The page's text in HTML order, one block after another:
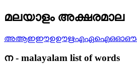
മലയാളം അക്ഷരമാല
അആഇഈഉഊഋഎഏഐഒഓഔ
ന- malayalam list of words